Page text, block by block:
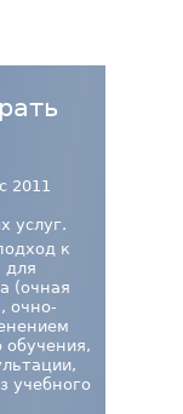
2011
услуг.
к
для
(очная
очно-
обучения,
учебного